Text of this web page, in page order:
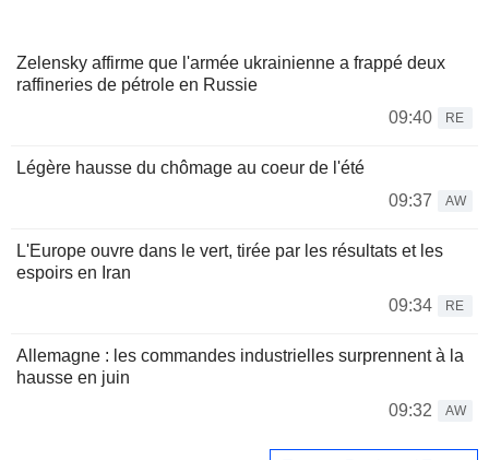
Zelensky affirme que l'armée ukrainienne a frappé deux
raffineries de pétrole en Russie
09:40
RE
Légère hausse du chômage au coeur de l'été
09:37
AW
L'Europe ouvre dans le vert, tirée par les résultats et les
espoirs en Iran
09:34
RE
Allemagne : les commandes industrielles surprennent à la
hausse en juin
09:32
AW